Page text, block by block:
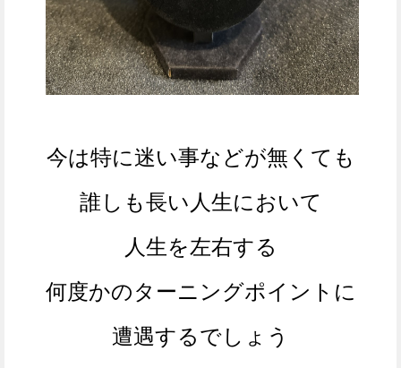
今は特に迷い事などが無くても
誰しも長い人生において
人生を左右する
何度かのターニングポイントに
遭遇するでしょう